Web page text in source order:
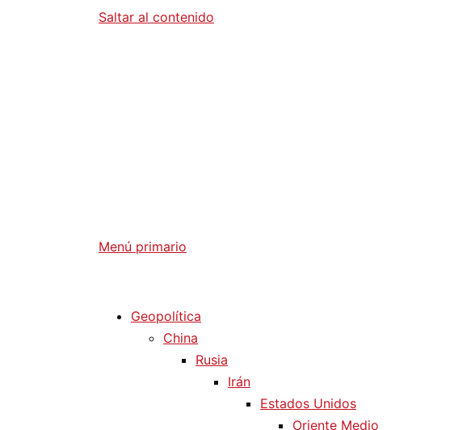
Saltar al contenido
Menú primario
Geopolítica
China
Rusia
Irán
Estados Unidos
Oriente Medio